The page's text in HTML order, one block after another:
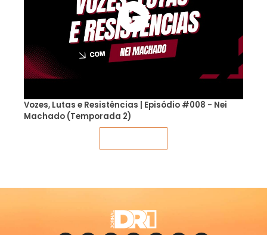
Vozes, Lutas e Resistências | Episódio #008 - Nei
Machado (Temporada 2)